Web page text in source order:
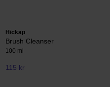
Hickap
Brush Cleanser
100 ml
115 kr